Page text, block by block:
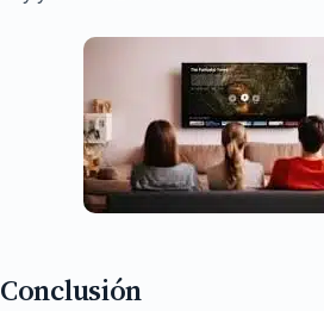
Conclusión